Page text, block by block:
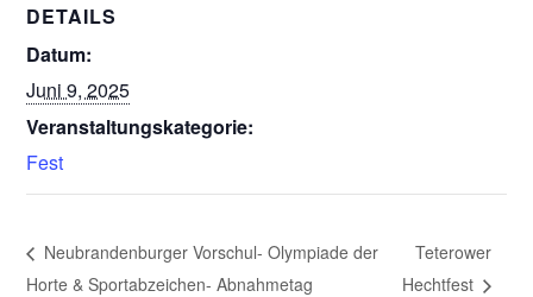
DETAILS
Datum:
Juni 9, 2025
Veranstaltungskategorie:
Fest
Neubrandenburger Vorschul- Olympiade der
Horte & Sportabzeichen- Abnahmetag
Teterower
Hechtfest